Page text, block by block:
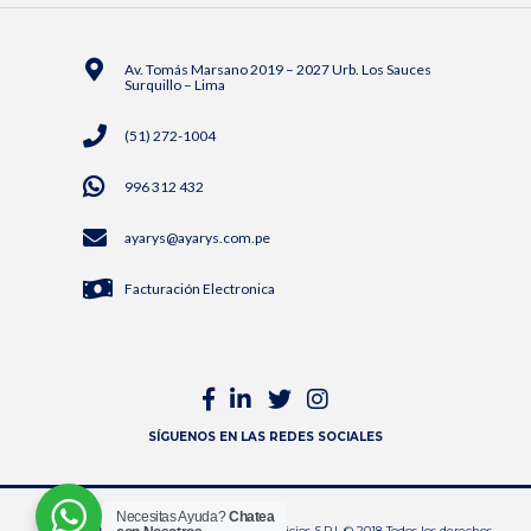
Av. Tomás Marsano 2019 – 2027 Urb. Los Sauces
Surquillo – Lima
(51) 272-1004
996 312 432
ayarys@ayarys.com.pe
Facturación Electronica
SÍGUENOS EN LAS REDES SOCIALES
Necesitas Ayuda?Chatea